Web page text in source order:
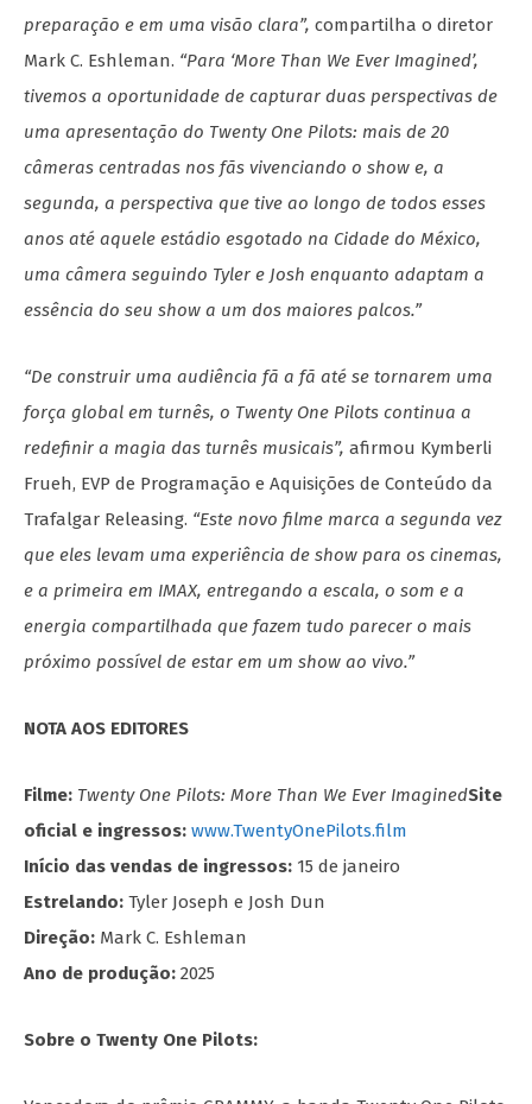
preparação e em uma visão clara”, compartilha o diretor
Mark C. Eshleman. “Para ‘More Than We Ever Imagined’,
tivemos a oportunidade de capturar duas perspectivas de
uma apresentação do Twenty One Pilots: mais de 20
câmeras centradas nos fãs vivenciando o show e, a
segunda, a perspectiva que tive ao longo de todos esses
anos até aquele estádio esgotado na Cidade do México,
uma câmera seguindo Tyler e Josh enquanto adaptam a
essência do seu show a um dos maiores palcos.”
“De construir uma audiência fã a fã até se tornarem uma
força global em turnês, o Twenty One Pilots continua a
redefinir a magia das turnês musicais”, afirmou Kymberli
Frueh, EVP de Programação e Aquisições de Conteúdo da
Trafalgar Releasing. “Este novo filme marca a segunda vez
que eles levam uma experiência de show para os cinemas,
e a primeira em IMAX, entregando a escala, o som e a
energia compartilhada que fazem tudo parecer o mais
próximo possível de estar em um show ao vivo.”
NOTA AOS EDITORES
Filme: Twenty One Pilots: More Than We Ever ImaginedSite
oficial e ingressos: www.TwentyOnePilots.film
Início das vendas de ingressos: 15 de janeiro
Estrelando: Tyler Joseph e Josh Dun
Direção: Mark C. Eshleman
Ano de produção: 2025
Sobre o Twenty One Pilots: